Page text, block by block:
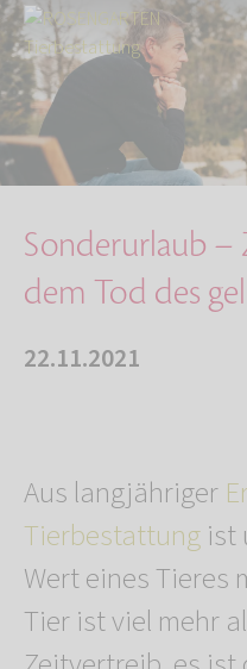
Start
Aktuelles
Sonderurlaub – Zeit für Trauer
Sonderurlaub –
dem Tod des
22.11.2021
Aus langjähriger
Tierbestattungist
Wert eines Tieres
Tier ist viel mehr